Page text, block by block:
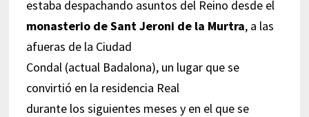
estaba despachando asuntos del Reino desde el
monasterio de Sant Jeroni de la Murtra, a las
afueras de la Ciudad
Condal (actual Badalona), un lugar que se
convirtió en la residencia Real
durante los siguientes meses y en el que se